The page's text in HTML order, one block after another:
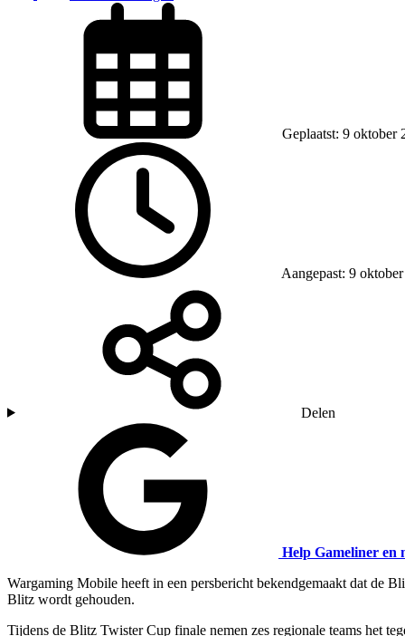
Geplaatst: 9 oktober
Aangepast: 9
Delen
Help Gameliner en
Wargaming Mobile heeft in een persbericht bekendgemaakt dat de
Blitz wordt gehouden.
Tijdens de Blitz Twister Cup finale nemen zes regionale teams het